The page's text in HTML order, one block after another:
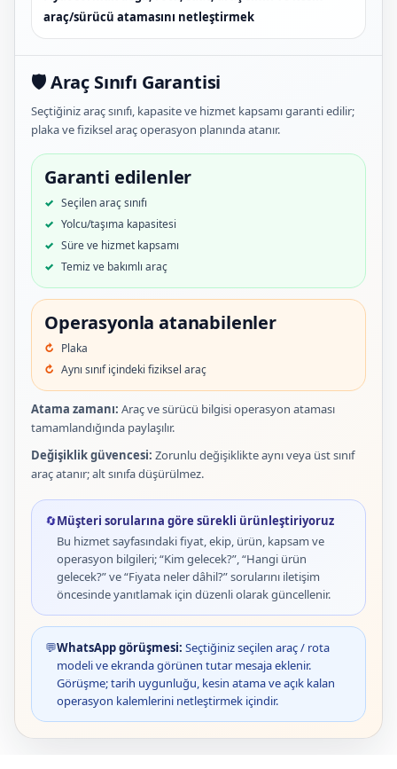
araç/sürücü atamasını netleştirmek
🛡️ Araç Sınıfı Garantisi
Seçtiğiniz araç sınıfı, kapasite ve hizmet kapsamı garanti edilir;
plaka ve fiziksel araç operasyon planında atanır.
Garanti edilenler
Seçilen araç sınıfı
Yolcu/taşıma kapasitesi
Süre ve hizmet kapsamı
Temiz ve bakımlı araç
Operasyonla atanabilenler
Plaka
Aynı sınıf içindeki fiziksel araç
Atama zamanı: Araç ve sürücü bilgisi operasyon ataması
tamamlandığında paylaşılır.
Değişiklik güvencesi: Zorunlu değişiklikte aynı veya üst sınıf
araç atanır; alt sınıfa düşürülmez.
🔄Müşteri sorularına göre sürekli ürünleştiriyoruz
Bu hizmet sayfasındaki fiyat, ekip, ürün, kapsam ve
operasyon bilgileri; “Kim gelecek?”, “Hangi ürün
gelecek?” ve “Fiyata neler dâhil?” sorularını iletişim
öncesinde yanıtlamak için düzenli olarak güncellenir.
💬WhatsApp görüşmesi: Seçtiğiniz seçilen araç / rota
modeli ve ekranda görünen tutar mesaja eklenir.
Görüşme; tarih uygunluğu, kesin atama ve açık kalan
operasyon kalemlerini netleştirmek içindir.